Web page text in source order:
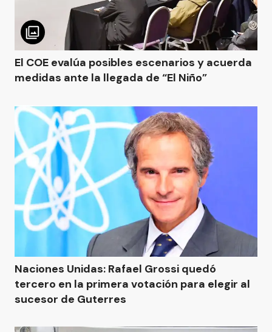
El COE evalúa posibles escenarios y acuerda
medidas ante la llegada de “El Niño”
Naciones Unidas: Rafael Grossi quedó
tercero en la primera votación para elegir al
sucesor de Guterres